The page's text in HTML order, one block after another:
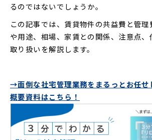
るのではないでしょうか。
この記事では、賃貸物件の共益費と管
や用途、相場、家賃との関係、注意点、
取り扱いを解説します。
→面倒な社宅管理業務をまるっとお任せ
概要資料はこちら！